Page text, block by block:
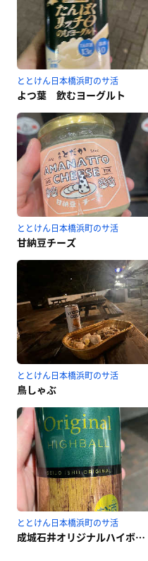
ととけん日本橋浜町のサ活
よつ葉 飲むヨーグルト
ととけん日本橋浜町のサ活
甘納豆チーズ
ととけん日本橋浜町のサ活
鳥しゃぶ
ととけん日本橋浜町のサ活
成城石井オリジナルハイボール